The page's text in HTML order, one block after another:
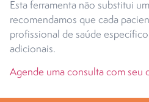
Esta ferramenta não substitui
recomendamos que cada
profissional de saúde
adicionais.
Agende uma consulta com seu